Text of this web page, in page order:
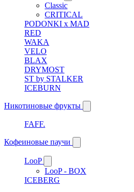
Classic
CRITICAL
PODONKI x MAD
RED
WAKA
VELO
BLAX
DRYMOST
ST by STALKER
ICEBURN
Никотиновые фрукты
FAFF.
Кофеиновые паучи
LooP
LooP - BOX
ICEBERG